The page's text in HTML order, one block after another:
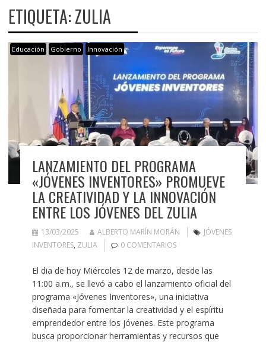
ETIQUETA:ZULIA
Educación Gobierno Innovación
LANZAMIENTO DEL PROGRAMA
«JÓVENES INVENTORES» PROMUEVE
LA CREATIVIDAD Y LA INNOVACIÓN
ENTRE LOS JÓVENES DEL ZULIA
13/03/2025 ALBERTO MARÍN MORÁN
JÓVENES
INVENTORES, ZULIA 0 COMENTARIOS
‎El dia de hoy Miércoles 12 de marzo, desde las
11:00 a.m., se llevó a cabo el lanzamiento oficial del
programa «Jóvenes Inventores», una iniciativa
diseñada para fomentar la creatividad y el espíritu
emprendedor entre los jóvenes. Este programa
busca proporcionar herramientas y recursos que